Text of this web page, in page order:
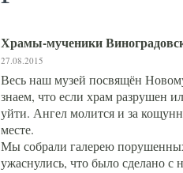
Храмы-мученики
27.08.2015
Весь наш музей посвящён
знаем, что если храм разрушен
уйти. Ангел молится и за
месте.
Мы собрали галерею
ужаснулись, что было сделано